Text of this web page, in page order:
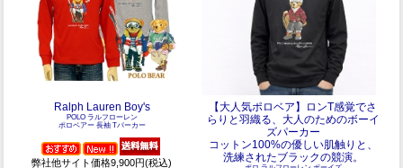
Ralph Lauren Boy's
POLO ラルフローレン
ポロベアー 長袖 Tパーカー
弊社他サイト価格9,900円(税込)
【大人気ポロベア】ロンT感覚でさ
らりと羽織る、大人のためのボーイ
ズパーカー
コットン100%の優しい肌触りと、
洗練されたブラックの競演。